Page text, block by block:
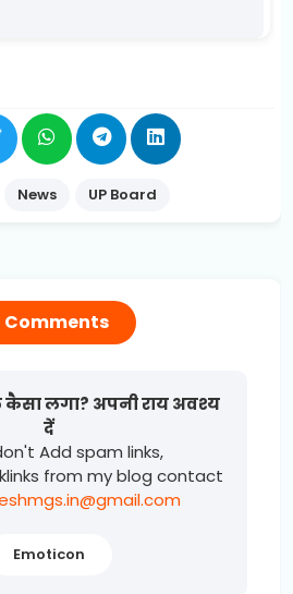
News UP Board
Comments
लगा? अपनी राय अवश्य
दें
Add spam links,
from my blog contact
Emoticon